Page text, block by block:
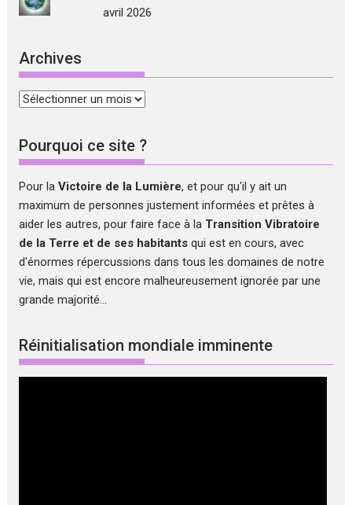
avril 2026
Archives
Archives
Pourquoi ce site ?
Pour laVictoire de la Lumière, et pour qu'il y ait un
maximum de personnes justement informées et prêtes à
aider les autres, pour faire face à la Transition Vibratoire
de la Terre et de ses habitants qui est en cours, avec
d'énormes répercussions dans tous les domaines de notre
vie, mais qui est encore malheureusement ignorée par une
grande majorité...
Réinitialisation mondiale imminente